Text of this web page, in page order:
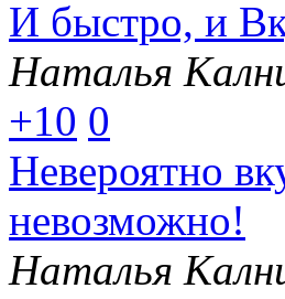
И быстро, и
Наталья
+10 0
Невероятно
невозможно!
Наталья